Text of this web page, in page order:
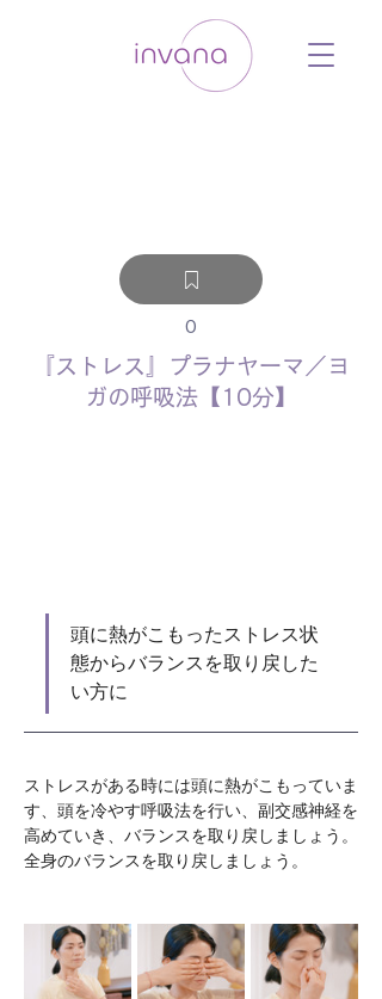
ガ 瞑想 栄養 医学 レッスン レクチャ
ー ​ストレス 免疫力 睡眠 メンタルヘル
0
『ストレス』プラナヤーマ／ヨ
ガの呼吸法【10分】
頭に熱がこもったストレス状
態からバランスを取り戻した
い方に
ストレスがある時には頭に熱がこもっていま
す、頭を冷やす呼吸法を行い、副交感神経を
高めていき、バランスを取り戻しましょう。
全身のバランスを取り戻しましょう。